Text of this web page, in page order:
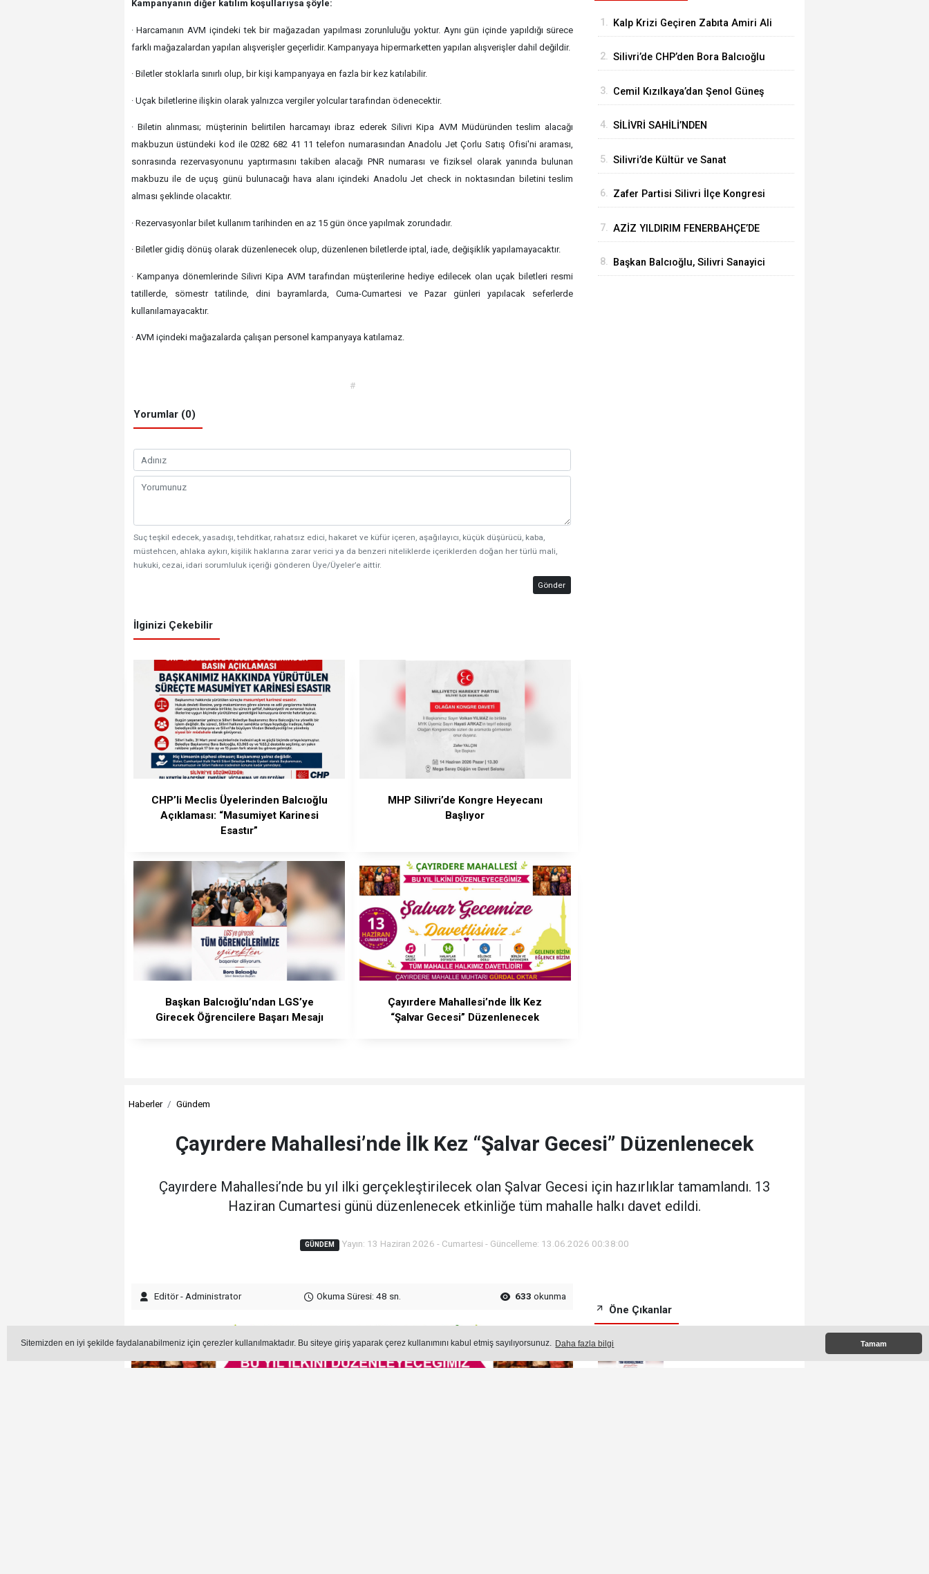
Sitemizden en iyi şekilde faydalanabilmeniz için çerezler kullanılmaktadır. Bu siteye giriş yaparak çerez kullanımını kabul etmiş sayılıyorsunuz. Daha fazla bilgi Tamam
Kampanyanın diğer katılım koşullarıysa şöyle:
· Harcamanın AVM içindeki tek bir mağazadan yapılması zorunluluğu yoktur. Aynı gün içinde yapıldığı sürece
farklı mağazalardan yapılan alışverişler geçerlidir. Kampanyaya hipermarketten yapılan alışverişler dahil değildir.
· Biletler stoklarla sınırlı olup, bir kişi kampanyaya en fazla bir kez katılabilir.
· Uçak biletlerine ilişkin olarak yalnızca vergiler yolcular tarafından ödenecektir.
· Biletin alınması; müşterinin belirtilen harcamayı ibraz ederek Silivri Kipa AVM Müdüründen teslim alacağı
makbuzun üstündeki kod ile 0282 682 41 11 telefon numarasından Anadolu Jet Çorlu Satış Ofisi'ni araması,
sonrasında rezervasyonunu yaptırmasını takiben alacağı PNR numarası ve fiziksel olarak yanında bulunan
makbuzu ile de uçuş günü bulunacağı hava alanı içindeki Anadolu Jet check in noktasından biletini teslim
alması şeklinde olacaktır.
· Rezervasyonlar bilet kullanım tarihinden en az 15 gün önce yapılmak zorundadır.
· Biletler gidiş dönüş olarak düzenlenecek olup, düzenlenen biletlerde iptal, iade, değişiklik yapılamayacaktır.
· Kampanya dönemlerinde Silivri Kipa AVM tarafından müşterilerine hediye edilecek olan uçak biletleri resmi
tatillerde, sömestr tatilinde, dini bayramlarda, Cuma-Cumartesi ve Pazar günleri yapılacak seferlerde
kullanılamayacaktır.
· AVM içindeki mağazalarda çalışan personel kampanyaya katılamaz.
#
Yorumlar (0)
Suç teşkil edecek, yasadışı, tehditkar, rahatsız edici, hakaret ve küfür içeren, aşağılayıcı, küçük düşürücü, kaba,
müstehcen, ahlaka aykırı, kişilik haklarına zarar verici ya da benzeri niteliklerde içeriklerden doğan her türlü mali,
hukuki, cezai, idari sorumluluk içeriği gönderen Üye/Üyeler’e aittir.
Gönder
İlginizi Çekebilir
CHP’li Meclis Üyelerinden Balcıoğlu
Açıklaması: “Masumiyet Karinesi
Esastır”
MHP Silivri’de Kongre Heyecanı
Başlıyor
Başkan Balcıoğlu’ndan LGS’ye
Girecek Öğrencilere Başarı Mesajı
Çayırdere Mahallesi’nde İlk Kez
“Şalvar Gecesi” Düzenlenecek
1. Kalp Krizi Geçiren Zabıta Amiri Ali
2. Silivri’de CHP’den Bora Balcıoğlu
3. Cemil Kızılkaya’dan Şenol Güneş
4. SİLİVRİ SAHİLİ’NDEN
5. Silivri’de Kültür ve Sanat
Kent Olacağız”
6. Zafer Partisi Silivri İlçe Kongresi
7. AZİZ YILDIRIM FENERBAHÇE’DE
8. Başkan Balcıoğlu, Silivri Sanayici
Haberler Gündem
Çayırdere Mahallesi’nde İlk Kez “Şalvar Gecesi” Düzenlenecek
Çayırdere Mahallesi’nde bu yıl ilki gerçekleştirilecek olan Şalvar Gecesi için hazırlıklar tamamlandı. 13
Haziran Cumartesi günü düzenlenecek etkinliğe tüm mahalle halkı davet edildi.
GÜNDEM Yayın: 13 Haziran 2026 - Cumartesi - Güncelleme: 13.06.2026 00:38:00
Editör - Administrator Okuma Süresi: 48 sn. 633 okunma
Öne Çıkanlar